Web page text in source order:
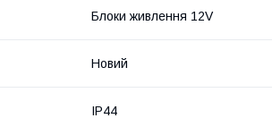
Блоки живлення 12V
Новий
IP44